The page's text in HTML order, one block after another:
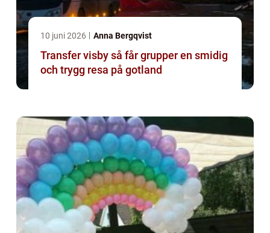
10 juni 2026 Anna Bergqvist
Transfer visby så får grupper en smidig
och trygg resa på gotland